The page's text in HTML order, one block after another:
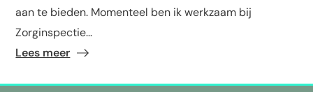
aan te bieden. Momenteel ben ik werkzaam bij
Zorginspectie...
Lees meer